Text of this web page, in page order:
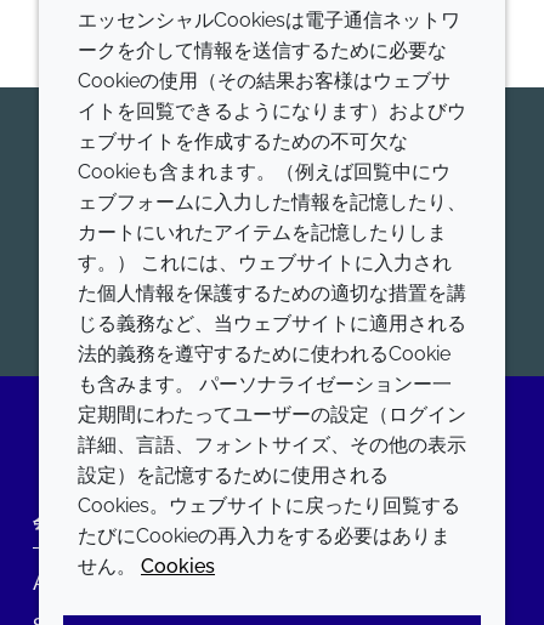
今すぐ専門家にお問い合わせくだ
さい
Croda Pharamaが世界的にリードする、ヒトおよび
動物用医薬品添加剤、ワクチンアジュバント、高機能
脂質について、お問合せをお待ちしております。
開始
LinkedIn
会社
Annual Report
LEGAL
エッセンシャルCookiesは電子通信ネットワ
ークを介して情報を送信するために必要な
Cookieの使用（その結果お客様はウェブサ
イトを回覧できるようになります）およびウ
ェブサイトを作成するための不可欠な
Cookieも含まれます。（例えば回覧中にウ
ェブフォームに入力した情報を記憶したり、
カートにいれたアイテムを記憶したりしま
す。） これには、ウェブサイトに入力され
た個人情報を保護するための適切な措置を講
じる義務など、当ウェブサイトに適用される
法的義務を遵守するために使われるCookie
も含みます。 パーソナライゼーションー一
定期間にわたってユーザーの設定（ログイン
詳細、言語、フォントサイズ、その他の表示
設定）を記憶するために使用される
Cookies。ウェブサイトに戻ったり回覧する
たびにCookieの再入力をする必要はありま
せん。 Cookies